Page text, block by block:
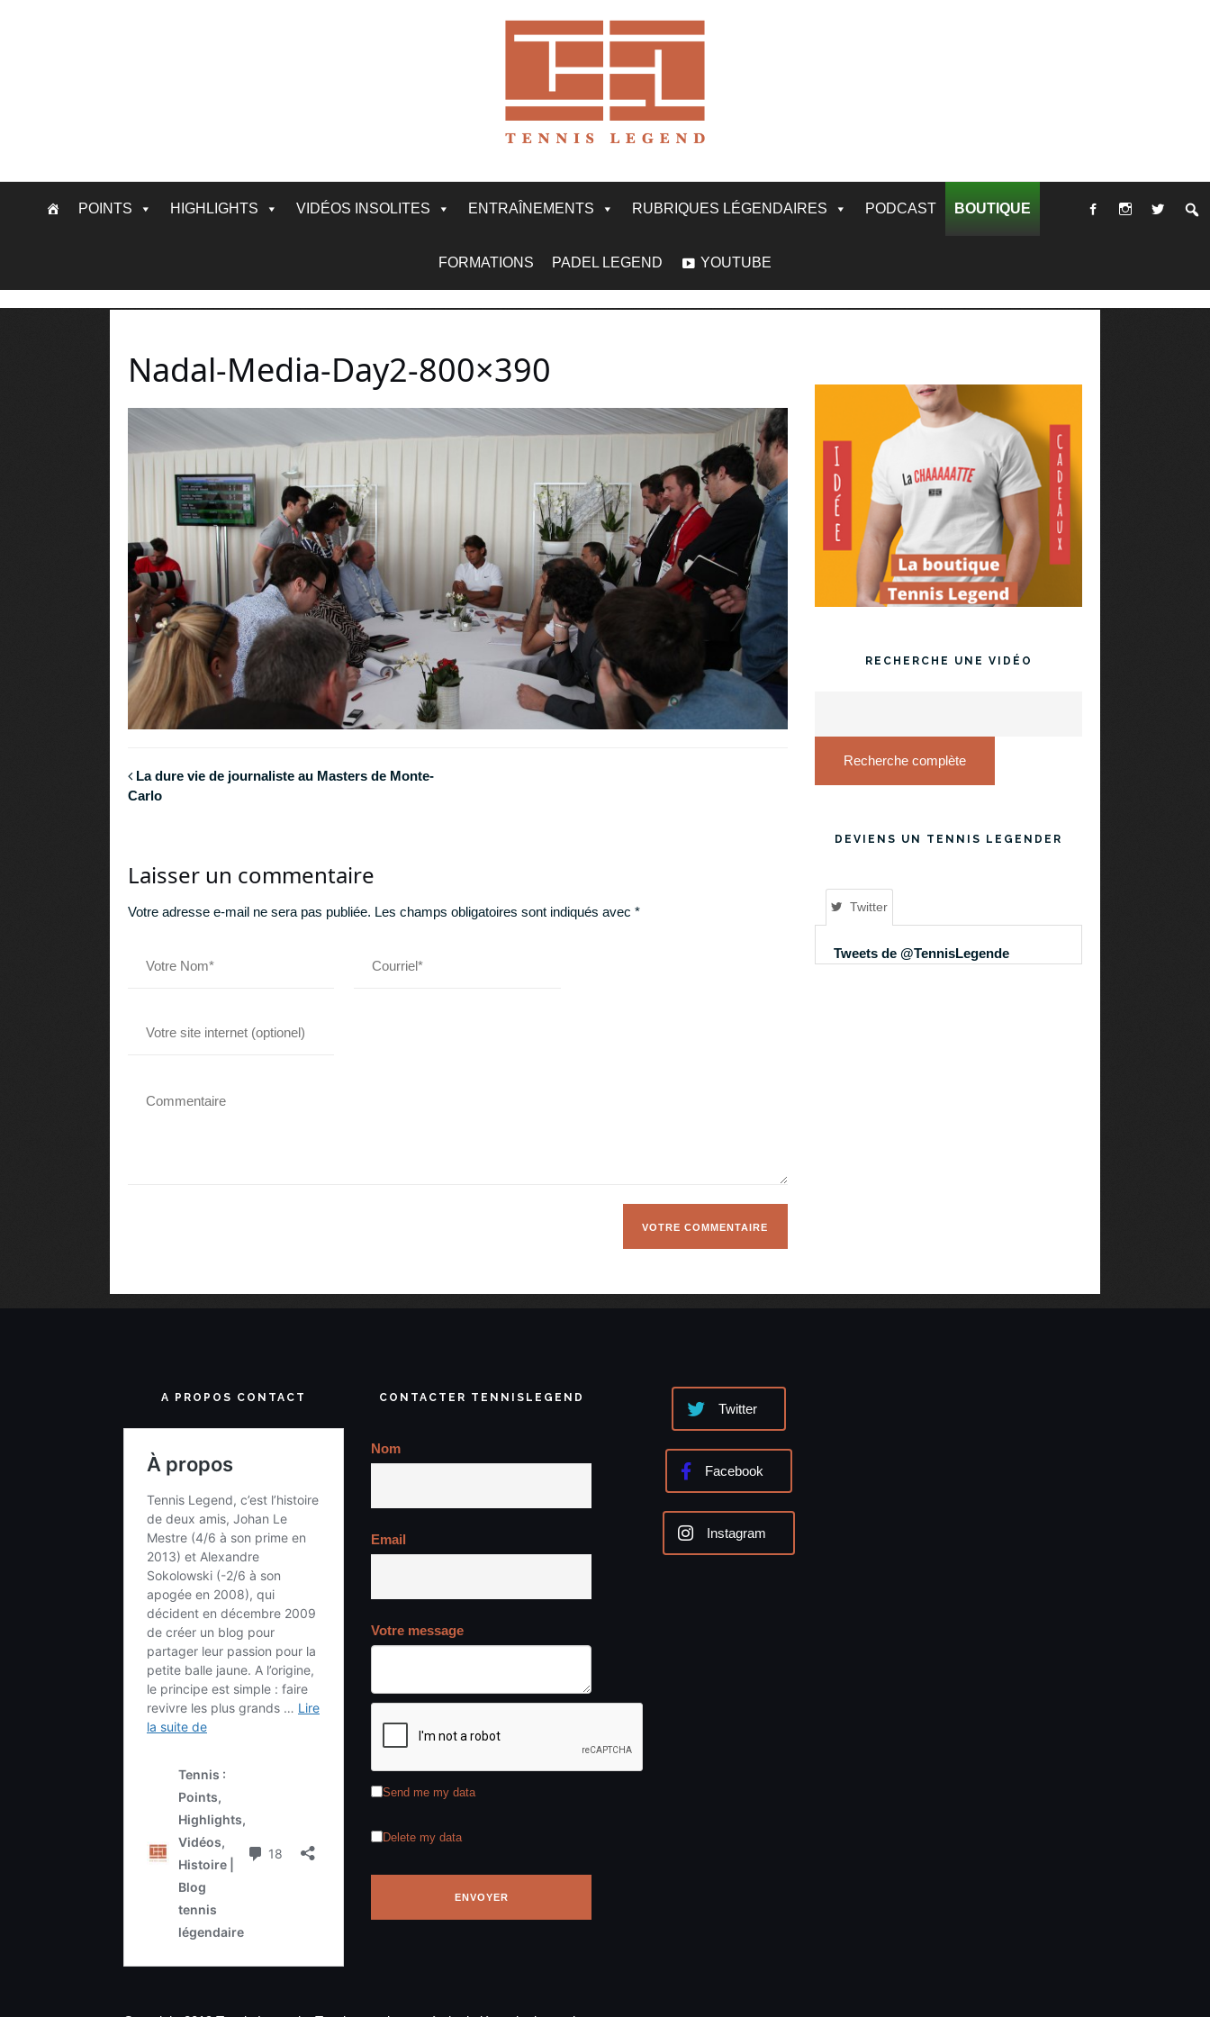
POINTS HIGHLIGHTS VIDÉOS INSOLITES ENTRAÎNEMENTS RUBRIQUES LÉGENDAIRES PODCAST BOUTIQUE
FORMATIONS PADEL LEGEND YOUTUBE
Nadal-Media-Day2-800×390
La dure vie de journaliste au Masters de Monte-
Carlo
Laisser un commentaire
Votre adresse e-mail ne sera pas publiée. Les champs obligatoires sont indiqués avec *
RECHERCHE UNE VIDÉO
Recherche complète
DEVIENS UN TENNIS LEGENDER
Twitter
Tweets de @TennisLegende
A PROPOS CONTACT CONTACTER TENNISLEGEND
Nom
Email
Votre message
Send me my data
Delete my data
Twitter
Facebook
Instagram